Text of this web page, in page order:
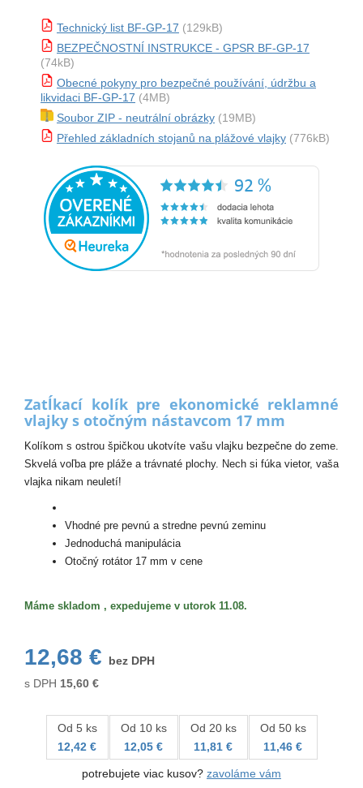
Technický list BF-GP-17 (129kB)
BEZPEČNOSTNÍ INSTRUKCE - GPSR BF-GP-17
(74kB)
Obecné pokyny pro bezpečné používání, údržbu a
likvidaci BF-GP-17 (4MB)
Soubor ZIP - neutrální obrázky (19MB)
Přehled základních stojanů na plážové vlajky (776kB)
Zatĺkací kolík pre ekonomické reklamné
vlajky s otočným nástavcom 17 mm
Kolíkom s ostrou špičkou ukotvíte vašu vlajku bezpečne do zeme.
Skvelá voľba pre pláže a trávnaté plochy. Nech si fúka vietor, vaša
vlajka nikam neuletí!
Vhodné pre pevnú a stredne pevnú zeminu
Jednoduchá manipulácia
Otočný rotátor 17 mm v cene
Máme skladom , expedujeme v utorok 11.08.
12,68 €
bez DPH
s DPH 15,60 €
Od 5 ks
12,42 €
Od 10 ks
12,05 €
Od 20 ks
11,81 €
Od 50 ks
11,46 €
potrebujete viac kusov? zavoláme vám